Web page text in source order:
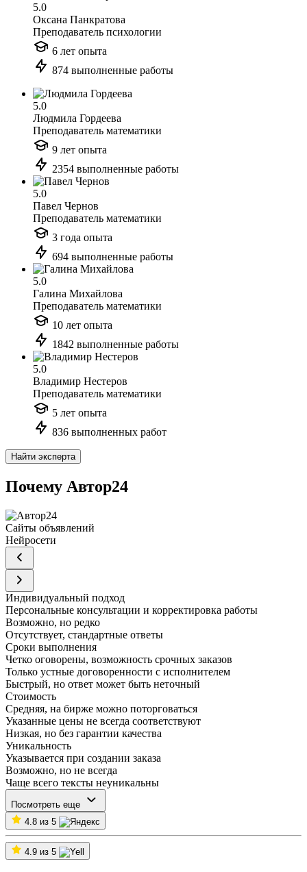
5.0
Оксана Панкратова
Преподаватель психологии
6 лет опыта
874 выполненные работы
5.0
Людмила Гордеева
Преподаватель математики
9 лет опыта
2354 выполненные работы
5.0
Павел Чернов
Преподаватель математики
3 года опыта
694 выполненные работы
5.0
Галина Михайлова
Преподаватель математики
10 лет опыта
1842 выполненные работы
5.0
Владимир Нестеров
Преподаватель математики
5 лет опыта
836 выполненных работ
Найти эксперта
Почему Автор24
Сайты объявлений
Нейросети
Индивидуальный подход
Персональные консультации и корректировка работы
Возможно, но редко
Отсутствует, стандартные ответы
Сроки выполнения
Четко оговорены, возможность срочных заказов
Только устные договоренности с исполнителем
Быстрый, но ответ может быть неточный
Стоимость
Средняя, на бирже можно поторговаться
Указанные цены не всегда соответствуют
Низкая, но без гарантии качества
Уникальность
Указывается при создании заказа
Возможно, но не всегда
Чаще всего тексты неуникальны
Посмотреть еще
4.8 из 5
4.9 из 5